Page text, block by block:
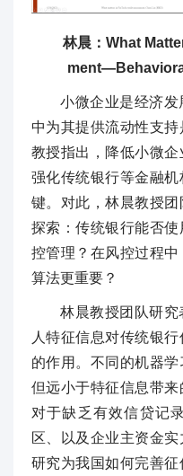
林晨：What
小微企业是经济
中为其提供流动性支
教授指出，降低小微企
强化传统银行等金融
键。对此，林晨教授
探索：传统银行能否
控管理？在风控过程
算法更重要？
林晨教授团队研
人特征信息对传统银
的作用。不同的机器学
但远小于特征信息带
对于缺乏有效信贷记
区、以及企业主资金
研究为我国如何完善